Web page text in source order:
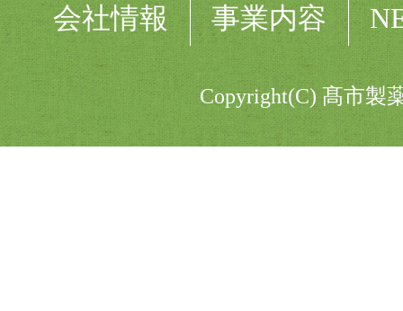
会社情報 事業内容
Copyright(C) 髙市製